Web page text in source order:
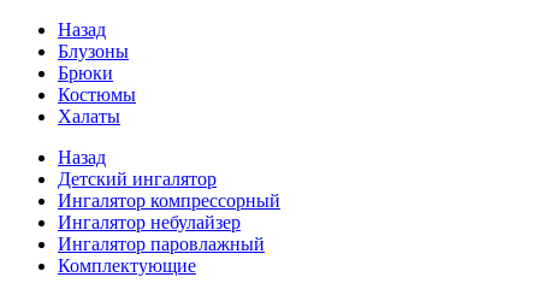
Назад
Блузоны
Брюки
Костюмы
Халаты
Назад
Детский ингалятор
Ингалятор компрессорный
Ингалятор небулайзер
Ингалятор паровлажный
Комплектующие